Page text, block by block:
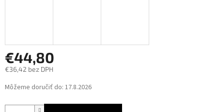
€44,80
€36,42 bez DPH
Jednotková
cena:
Môžeme doručiť do: 17.8.2026